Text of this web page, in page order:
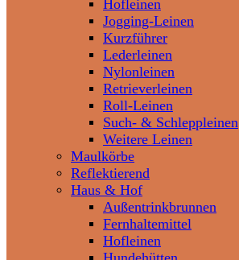
Hofleinen
Jogging-Leinen
Kurzführer
Lederleinen
Nylonleinen
Retrieverleinen
Roll-Leinen
Such- & Schleppleinen
Weitere Leinen
Maulkörbe
Reflektierend
Haus & Hof
Außentrinkbrunnen
Fernhaltemittel
Hofleinen